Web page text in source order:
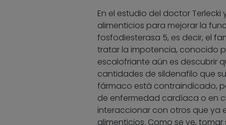
En el estudio del doctor
alimenticios para mejorar la
fosfodiesterasa 5, es decir, el
tratar la impotencia, conocido
escalofriante aún es descubrir
cantidades de sildenafilo que
fármaco está contraindicado,
de enfermedad cardíaca o en
interaccionar con otros que ya
alimenticios. Como se ve,